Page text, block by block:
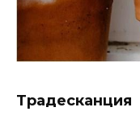
Традесканция